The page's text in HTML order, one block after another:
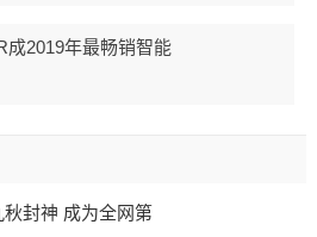
成2019年最畅销智能
封神 成为全网第